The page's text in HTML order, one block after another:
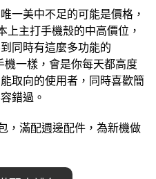
一美中不足的可能是價格，
上主打手機殼的中高價位，
同時有這麼多功能的
一樣，會是你每天都高度
取向的使用者，同時喜歡簡
錯過。
，滿配週邊配件，為新機做